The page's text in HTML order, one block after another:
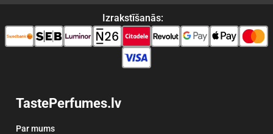
Izrakstīšanās:
TastePerfumes.lv
Par mums